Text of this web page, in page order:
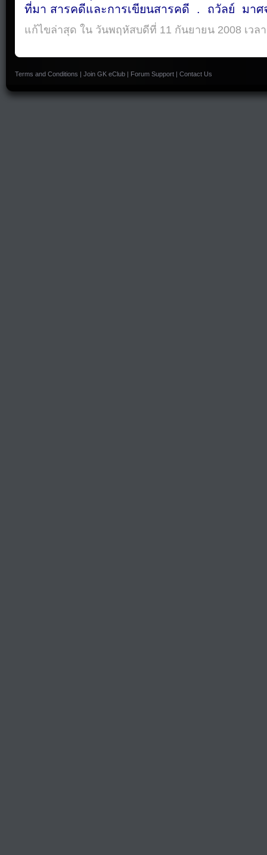
ที่มา สารคดีและการเขียนสารคดี . ถวัลย์ มาศ
แก้ไขล่าสุด ใน วันพฤหัสบดีที่ 11 กันยายน 2008 เวล
Terms and Conditions | Join GK eClub | Forum Support | Contact Us